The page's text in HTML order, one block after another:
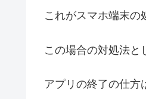
これがスマホ端末の
この場合の対処法と
アプリの終了の仕方